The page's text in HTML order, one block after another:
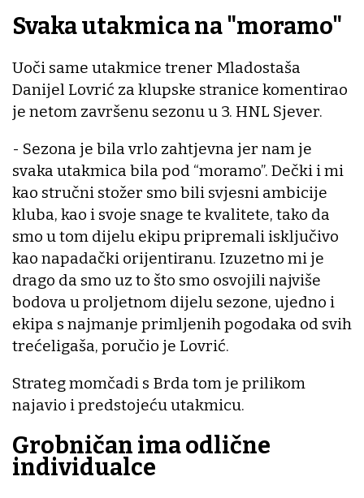
Svaka utakmica na "moramo"
Uoči same utakmice trener Mladostaša
Danijel Lovrić za klupske stranice komentirao
je netom završenu sezonu u 3. HNL Sjever.
- Sezona je bila vrlo zahtjevna jer nam je
svaka utakmica bila pod “moramo”. Dečki i mi
kao stručni stožer smo bili svjesni ambicije
kluba, kao i svoje snage te kvalitete, tako da
smo u tom dijelu ekipu pripremali isključivo
kao napadački orijentiranu. Izuzetno mi je
drago da smo uz to što smo osvojili najviše
bodova u proljetnom dijelu sezone, ujedno i
ekipa s najmanje primljenih pogodaka od svih
trećeligaša, poručio je Lovrić.
Strateg momčadi s Brda tom je prilikom
najavio i predstojeću utakmicu.
Grobničan ima odlične
individualce